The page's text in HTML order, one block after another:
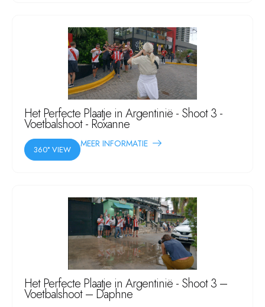
Het Perfecte Plaatje in Argentinië - Shoot 3 -
Voetbalshoot - Roxanne
360° VIEW
MEER INFORMATIE
Het Perfecte Plaatje in Argentinië - Shoot 3 –
Voetbalshoot – Daphne